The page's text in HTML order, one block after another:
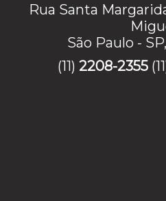
Rua Santa
São Paulo -
(11) 2208-2355